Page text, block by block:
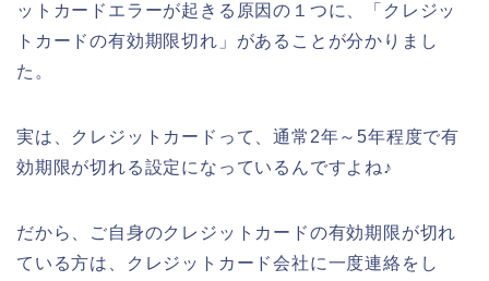
ットカードエラーが起きる原因の１つに、「クレジッ
トカードの有効期限切れ」があることが分かりまし
た。
実は、クレジットカードって、通常2年～5年程度で有
効期限が切れる設定になっているんですよね♪
だから、ご自身のクレジットカードの有効期限が切れ
ている方は、クレジットカード会社に一度連絡をし